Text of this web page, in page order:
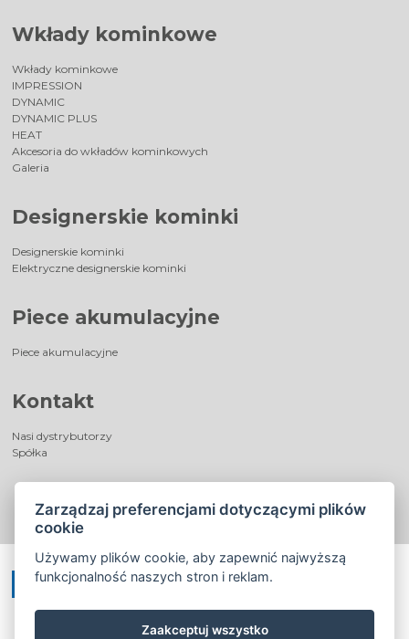
Wkłady kominkowe
Wkłady kominkowe
IMPRESSION
DYNAMIC
DYNAMIC PLUS
HEAT
Akcesoria do wkładów kominkowych
Galeria
Designerskie kominki
Designerskie kominki
Elektryczne designerskie kominki
Piece akumulacyjne
Piece akumulacyjne
Kontakt
Nasi dystrybutorzy
Spółka
Zarządzaj preferencjami dotyczącymi plików
cookie
Używamy plików cookie, aby zapewnić najwyższą
funkcjonalność naszych stron i reklam.
Zaakceptuj wszystko